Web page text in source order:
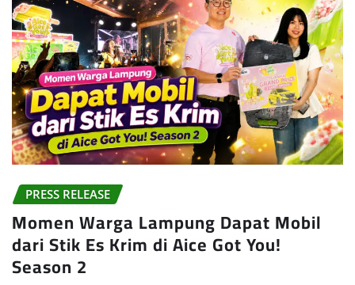
PRESS RELEASE
Momen Warga Lampung Dapat Mobil
dari Stik Es Krim di Aice Got You!
Season 2